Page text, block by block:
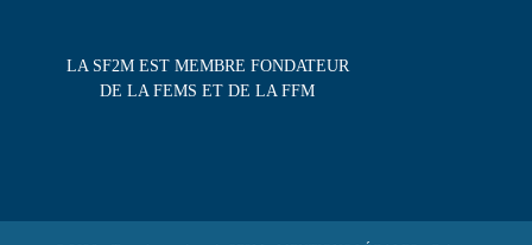
LA SF2M EST MEMBRE FONDATEUR
DE LA FEMS ET DE LA FFM